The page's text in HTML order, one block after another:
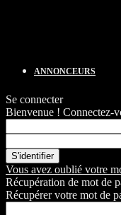
ANNONCEURS
Se connecter
Bienvenue ! Connectez-
Vous avez oublié votre
Récupération de mot de
Récupérer votre mot de